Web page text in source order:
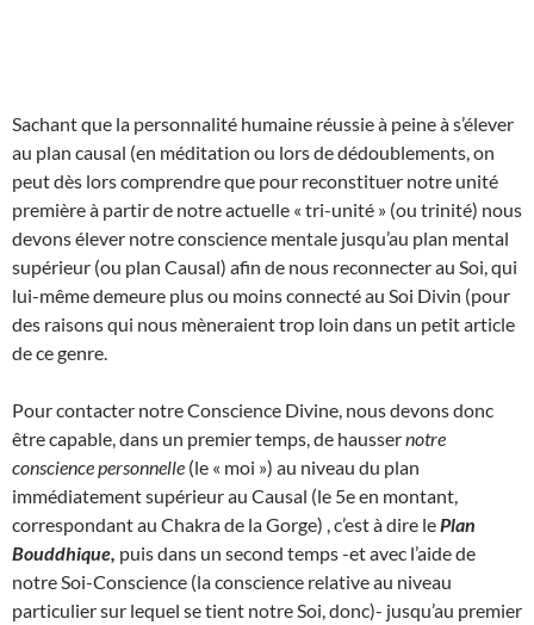
Sachant que la personnalité humaine réussie à peine à s’élever
au plan causal (en méditation ou lors de dédoublements, on
peut dès lors comprendre que pour reconstituer notre unité
première à partir de notre actuelle « tri-unité » (ou trinité) nous
devons élever notre conscience mentale jusqu’au plan mental
supérieur (ou plan Causal) afin de nous reconnecter au Soi, qui
lui-même demeure plus ou moins connecté au Soi Divin (pour
des raisons qui nous mèneraient trop loin dans un petit article
de ce genre.
Pour contacter notre Conscience Divine, nous devons donc
être capable, dans un premier temps, de haussernotre
conscience personnelle (le « moi ») au niveau du plan
immédiatement supérieur au Causal (le 5e en montant,
correspondant au Chakra de la Gorge) , c’est à dire le Plan
Bouddhique, puis dans un second temps -et avec l’aide de
notre Soi-Conscience (la conscience relative au niveau
particulier sur lequel se tient notre Soi, donc)- jusqu’au premier